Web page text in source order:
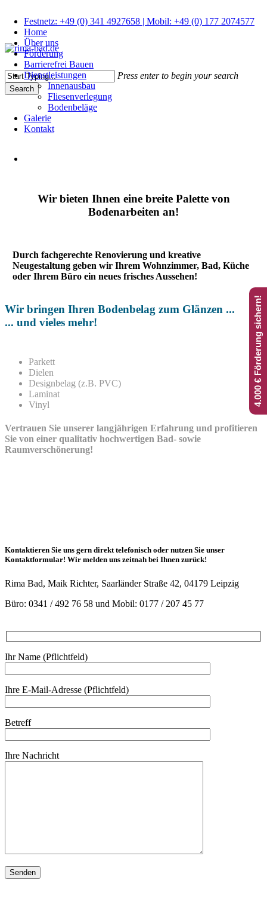
main
content
search
Menu
Festnetz: +49 (0) 341 4927658 | Mobil: +49 (0) 177 2074577
Home
Über uns
Förderung
Barrierefrei Bauen
Dienstleistungen
Innenausbau
Fliesenverlegung
Bodenbeläge
Galerie
Kontakt
Press enter to begin your search
Search
Wir bieten Ihnen eine breite Palette von
Bodenarbeiten an!
Durch fachgerechte Renovierung und kreative
Neugestaltung geben wir Ihrem Wohnzimmer, Bad, Küche
oder Ihrem Büro ein neues frisches Aussehen!
Wir bringen Ihren Bodenbelag zum Glänzen ...
... und vieles mehr!
Parkett
Dielen
Designbelag (z.B. PVC)
Laminat
Vinyl
Vertrauen Sie unserer langjährigen Erfahrung und profitieren
Sie von einer qualitativ hochwertigen Bad- sowie
Raumverschönerung!
Kontaktieren Sie uns gern direkt telefonisch oder nutzen Sie unser
Kontaktformular! Wir melden uns zeitnah bei Ihnen zurück!
Rima Bad, Maik Richter, Saarländer Straße 42, 04179 Leipzig
Büro: 0341 / 492 76 58 und Mobil: 0177 / 207 45 77
Ihr Name (Pflichtfeld)
Ihre E-Mail-Adresse (Pflichtfeld)
Betreff
Ihre Nachricht
4.000 € Förderung sichern!